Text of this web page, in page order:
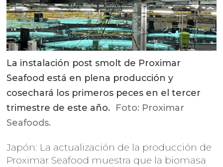
La instalación post smolt de Proximar
Seafood está en plena producción y
cosechará los primeros peces en el tercer
trimestre de este año. Foto: Proximar
Seafoods.
Japón: La actualización de la producción de
Proximar Seafood muestra que la biomasa